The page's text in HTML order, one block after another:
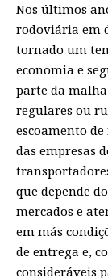
Nos últimos
rodoviária em
tornado um
economia e
parte da
regulares ou
escoamento
das empresas
que depende
mercados e
em más
de entrega e,
consideráveis